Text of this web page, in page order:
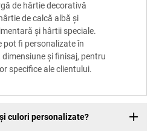
de hârtie decorativă
de calcă albă și
și hârtii speciale.
pot fi personalizate în
și finisaj, pentru
specifice ale clientului.
culori personalizate?